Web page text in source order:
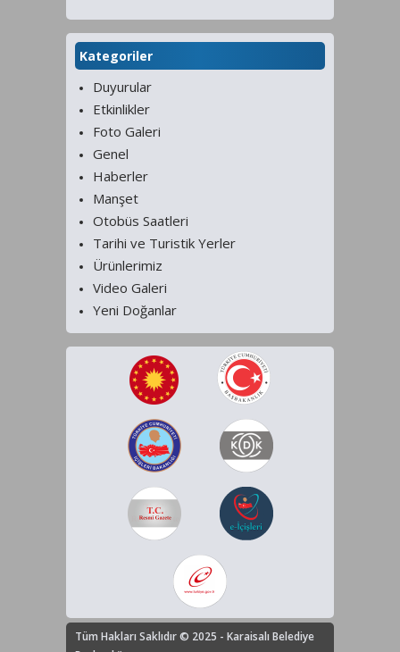
Kategoriler
Duyurular
Etkinlikler
Foto Galeri
Genel
Haberler
Manşet
Otobüs Saatleri
Tarihi ve Turistik Yerler
Ürünlerimiz
Video Galeri
Yeni Doğanlar
Tüm Hakları Saklıdır © 2025 - Karaisalı Belediye